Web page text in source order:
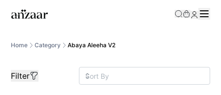
Home Category Abaya Aleeha V2
Filter